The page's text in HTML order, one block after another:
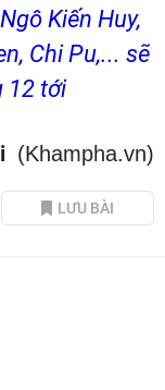
Kiến Huy,
Chi Pu,... sẽ
12 tới
(Khampha.vn)
LƯU BÀI